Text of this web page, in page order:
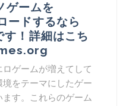
ゲームを
ードするなら
！詳細はこち
ゲームが増えてして
をテーマにしたゲー
す。これらのゲーム